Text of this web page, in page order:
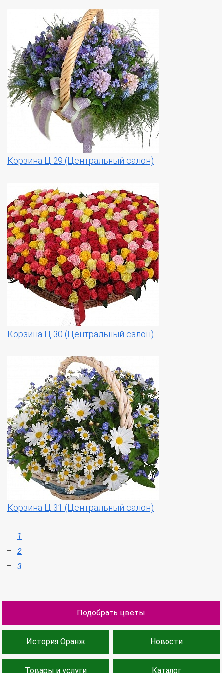
Корзина Ц 29 (Центральный салон)
Корзина Ц 30 (Центральный салон)
Корзина Ц 31 (Центральный салон)
1
2
3
Подобрать цветы
История Оранж Новости
Товары и услуги Каталог